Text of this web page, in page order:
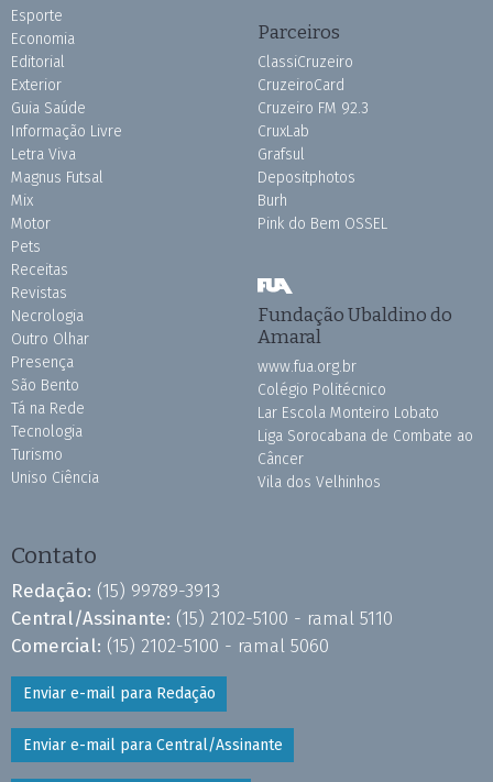
Esporte
Economia
Editorial
Exterior
Guia Saúde
Informação Livre
Letra Viva
Magnus Futsal
Mix
Motor
Pets
Receitas
Revistas
Necrologia
Outro Olhar
Presença
São Bento
Tá na Rede
Tecnologia
Turismo
Uniso Ciência
Parceiros
ClassiCruzeiro
CruzeiroCard
Cruzeiro FM 92.3
CruxLab
Grafsul
Depositphotos
Burh
Pink do Bem OSSEL
Fundação Ubaldino do
Amaral
www.fua.org.br
Colégio Politécnico
Lar Escola Monteiro Lobato
Liga Sorocabana de Combate ao
Câncer
Vila dos Velhinhos
Contato
Redação: (15) 99789-3913
Central/Assinante: (15) 2102-5100 - ramal 5110
Comercial: (15) 2102-5100 - ramal 5060
Enviar e-mail para Redação
Enviar e-mail para Central/Assinante